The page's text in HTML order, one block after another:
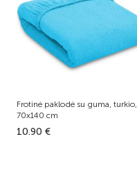
Frotinė paklodė su guma, turkio,
70x140 cm
10.90 €